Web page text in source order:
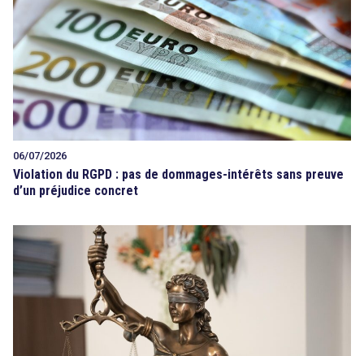
06/07/2026
Violation du RGPD : pas de dommages-intérêts sans preuve
d’un préjudice concret